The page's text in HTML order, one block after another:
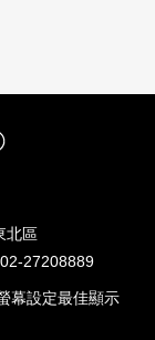
北區
27208889
幕設定最佳顯示